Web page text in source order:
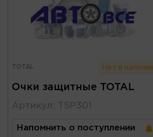
TOTAL Нет в наличии
Очки защитные TOTAL
Артикул : TSP301
Напомнить о поступлении